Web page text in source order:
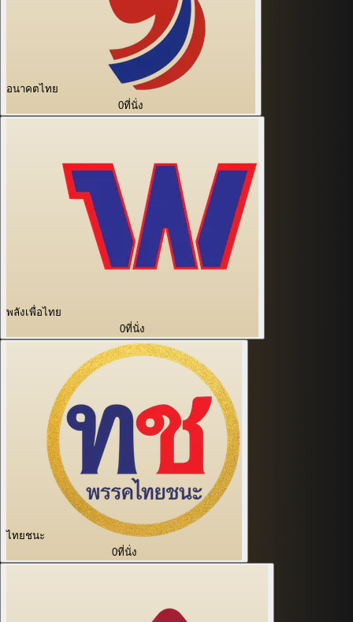
อนาคตไทย
0ที่นั่ง
พลังเพื่อไทย
0ที่นั่ง
ไทยชนะ
0ที่นั่ง